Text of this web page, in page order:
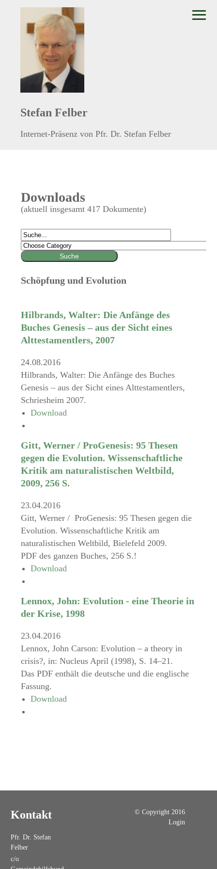
Stefan Felber
Internet-Präsenz von Pfr. Dr. Stefan Felber
Downloads
(aktuell insgesamt 417 Dokumente)
Schöpfung und Evolution
Hilbrands, Walter: Die Anfänge des
Buches Genesis – aus der Sicht eines
Alttestamentlers, 2007
24.08.2016
Hilbrands, Walter: Die Anfänge des Buches
Genesis – aus der Sicht eines Alttestamentlers,
Schriesheim 2007.
Download
Gitt, Werner / ProGenesis: 95 Thesen
gegen die Evolution. Wissenschaftliche
Kritik am naturalistischen Weltbild,
2009, 256 S.
23.04.2016
Gitt, Werner / ProGenesis: 95 Thesen gegen die
Evolution. Wissenschaftliche Kritik am
naturalistischen Weltbild, Bielefeld 2009.
PDF des ganzen Buches, 256 S.!
Download
Lennox, John: Evolution - eine Theorie in
der Krise, 1998
23.04.2016
Lennox, John Carson: Evolution – a theory in
crisis?, in: Nucleus April (1998), S. 14–21.
Das PDF enthält die deutsche und die englische
Fassung.
Download
Kontakt
Pfr. Dr. Stefan
Felber
c/o
© Copyright 2016
Login
≡